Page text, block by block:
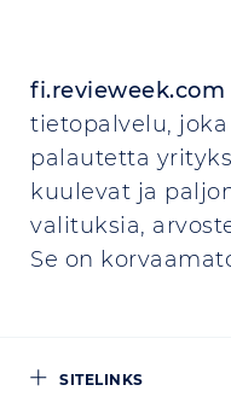
fi.revieweek.com
tietopalvelu,
palautetta
kuulevat ja
valituksia,
Se on
SITELINKS